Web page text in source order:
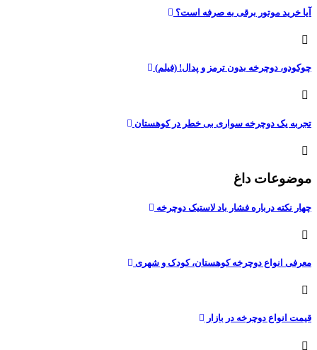
آیا خرید موتور برقی به صرفه است؟
چوکودو، دوچرخه بدون ترمز و پدال! (فیلم)
تجربه یک دوچرخه سواری بی خطر در کوهستان
موضوعات داغ
چهار نکته درباره فشار باد لاستیک دوچرخه
معرفی انواع دوچرخه کوهستان، کودک و شهری
قیمت انواع دوچرخه در بازار